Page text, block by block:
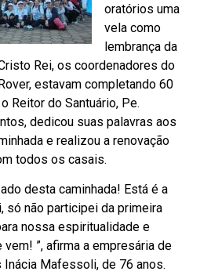
oratórios uma
vela como
lembrança da
Rei, os coordenadores do
estavam completando 60
Reitor do Santuário, Pe.
dedicou suas palavras aos
e realizou a renovação
todos os casais.
desta caminhada! Está é a
só não participei da primeira
nossa espiritualidade e
”, afirma a empresária de
Mafessoli, de 76 anos.